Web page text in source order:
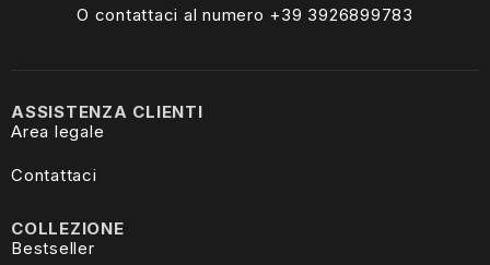
O contattaci al numero +39 3926899783
COLLEZIONE
Bestseller
ASSISTENZA CLIENTI
Area legale
Contattaci